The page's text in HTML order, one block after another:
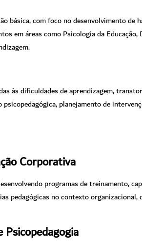
básica, com foco no desenvolvimento de
em áreas como Psicologia da
às dificuldades de aprendizagem,
planejamento de
Corporativa
programas de treinamento,
pedagógicas no contexto organizacional,